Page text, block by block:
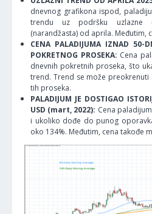
dnevnog grafikona ispod,
trendu uz podršku uzlazne
(narandžasta) od aprila. Međutim,
CENA PALADIJUMA IZNAD 50-
POKRETNOG PROSEKA: Cena
dnevnih pokretnih proseka, što
trend. Trend se može
tih proseka.
PALADIJUM JE DOSTIGAO
USD (mart, 2022): Cena
i ukoliko dođe do punog
oko 134%. Međutim, cena takođe